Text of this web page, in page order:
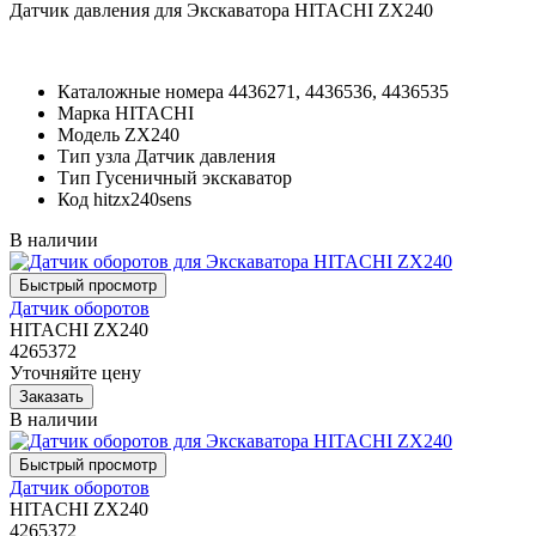
Датчик давления для Экскаватора HITACHI ZX240
Каталожные номера 4436271, 4436536, 4436535
Марка HITACHI
Модель ZX240
Тип узла Датчик давления
Тип Гусеничный экскаватор
Код hitzx240sens
В наличии
Датчик оборотов
HITACHI ZX240
4265372
Уточняйте цену
В наличии
Датчик оборотов
HITACHI ZX240
4265372